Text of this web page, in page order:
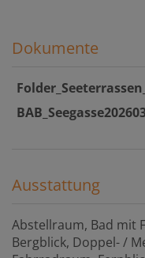
Dokumente
Ausstattung
Abstellraum Bad mit
Bergblick Doppel- /